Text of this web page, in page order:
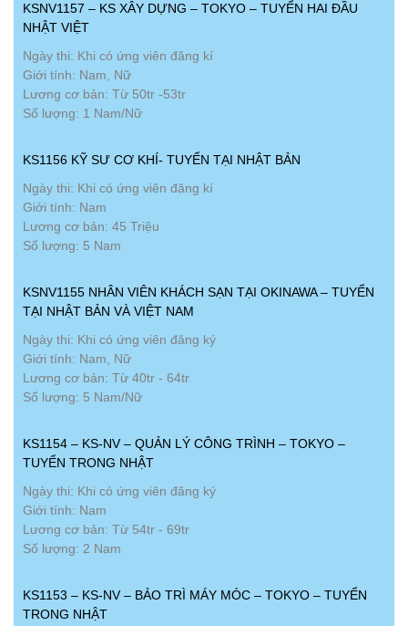
KSNV1157 – KS XÂY DỰNG – TOKYO – TUYỂN HAI ĐẦU
NHẬT VIỆT
Ngày thi: Khi có ứng viên đăng kí
Giới tính: Nam, Nữ
Lương cơ bản: Từ 50tr -53tr
Số lượng: 1 Nam/Nữ
KS1156 KỸ SƯ CƠ KHÍ- TUYỂN TẠI NHẬT BẢN
Ngày thi: Khi có ứng viên đăng kí
Giới tính: Nam
Lương cơ bản: 45 Triệu
Số lượng: 5 Nam
KSNV1155 NHÂN VIÊN KHÁCH SẠN TẠI OKINAWA – TUYỂN
TẠI NHẬT BẢN VÀ VIỆT NAM
Ngày thi: Khi có ứng viên đăng ký
Giới tính: Nam, Nữ
Lương cơ bản: Từ 40tr - 64tr
Số lượng: 5 Nam/Nữ
KS1154 – KS-NV – QUẢN LÝ CÔNG TRÌNH – TOKYO –
TUYỂN TRONG NHẬT
Ngày thi: Khi có ứng viên đăng ký
Giới tính: Nam
Lương cơ bản: Từ 54tr - 69tr
Số lượng: 2 Nam
KS1153 – KS-NV – BẢO TRÌ MÁY MÓC – TOKYO – TUYỂN
TRONG NHẬT